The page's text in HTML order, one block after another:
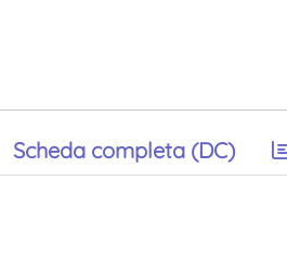
Scheda completa (DC)